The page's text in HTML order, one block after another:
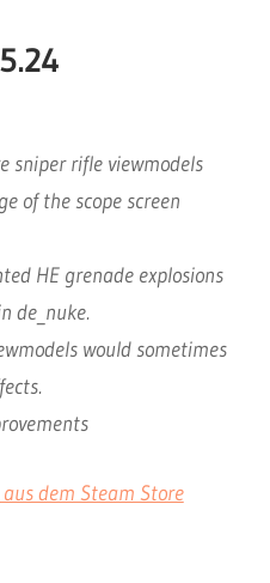
sniper rifle viewmodels
of the scope screen
HE grenade explosions
de_nuke.
would sometimes
dem Steam Store